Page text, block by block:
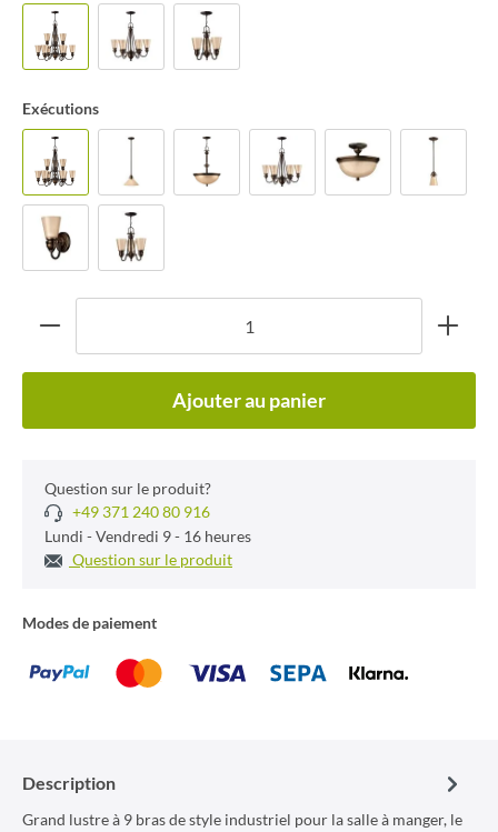
Exécutions
Ajouter au panier
Question sur le produit?
+49 371 240 80 916
Lundi - Vendredi 9 - 16 heures
Question sur le produit
Modes de paiement
Description
Grand lustre à 9 bras de style industriel pour la salle à manger, le